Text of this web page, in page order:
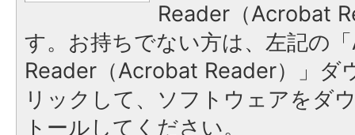
Reader（Acrobat
す。お持ちでない方は、左記の
Reader（Acrobat Reader）」ダ
リックして、ソフトウェアをダ
トールしてください。